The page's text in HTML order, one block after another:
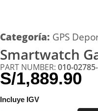
Categoría: GPS
Smartwatch
PART NUMBER: 010-
S/1,889.90
Incluye IGV